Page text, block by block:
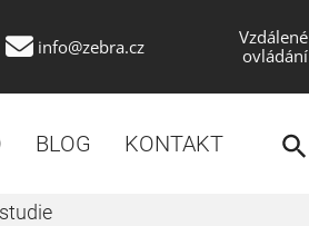
info@zebra.cz
Vzdálené
ovládání
BLOG KONTAKT